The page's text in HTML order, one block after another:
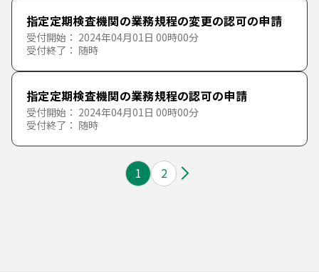
相談窓口
環境衛生
農林水産業
NPO
外国人
観光
スポーツ・余暇
教育・生涯学習
生涯学習
都市計画
上・下水道
指定定期検査機関の業務規程の変更の認可の申請
受付開始： 2024年04月01日 00時00分
受付終了： 随時
指定定期検査機関の業務規程の認可の申請
受付開始： 2024年04月01日 00時00分
受付終了： 随時
1 2